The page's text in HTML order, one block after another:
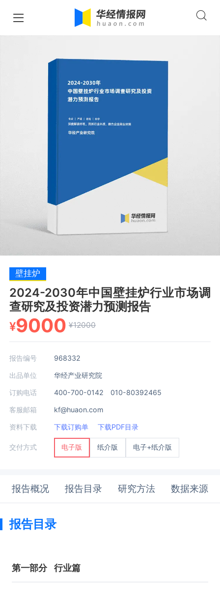
壁挂炉
2024-2030年中国壁挂炉行业市场调
查研究及投资潜力预测报告
¥9000 ¥12000
报告编号 968332
出品单位 华经产业研究院
订购电话 400-700-0142 010-80392465
客服邮箱 kf@huaon.com
资料下载 下载订购单 下载PDF目录
交付方式 电子版 纸介版 电子+纸介版
报告概况 报告目录 研究方法 数据来源
报告目录
第一部分 行业篇